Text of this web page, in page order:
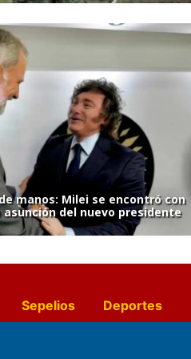
manos: Milei se encontró con
asunción del nuevo presidente
Sepelios Deportes